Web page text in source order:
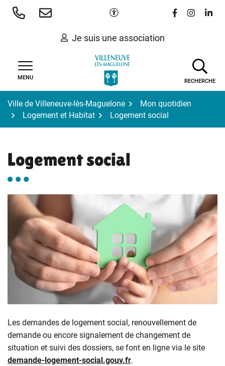
Aller
Paramètres d'accessibilité
Lien vers le
Lien vers
Lien
Je suis une association
MENU
RECHERCHE
Ville de Villeneuve-lès-Maguelone
Mon quotidien
Logement et Habitat
Logement social
Logement social
Les demandes de logement social, renouvellement de
demande ou encore signalement de changement de
situation et suivi des dossiers, se font en ligne via le site
demande-logement-social.gouv.fr.